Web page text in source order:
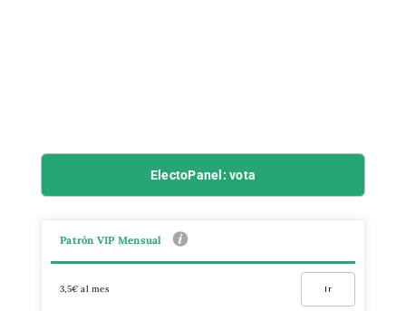
ElectoPanel: vota
Patrón VIP Mensual
3,5€ al mes Ir